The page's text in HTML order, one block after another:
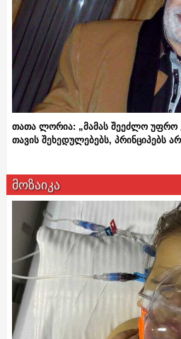
თათა ლორია: „მამას შეეძლო უფრო
თავის შეხედულებებს, პრინციპებს
მოზაიკა